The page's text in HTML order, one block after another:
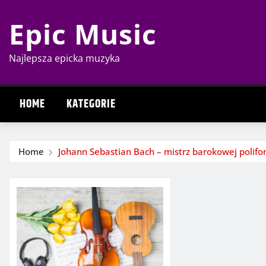
content
Epic Music
Najlepsza epicka muzyka
HOME KATEGORIE
Home Johann Sebastian Bach – mistrz barokowej